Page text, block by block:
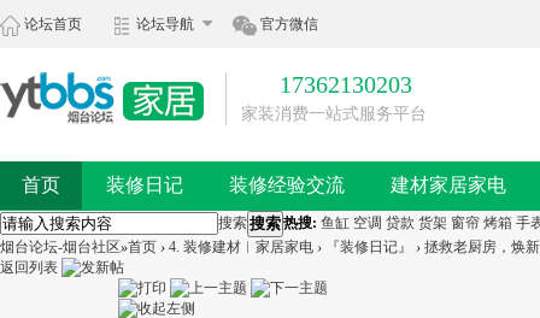
论坛首页 论坛导航 官方微信
17362130203
家装消费一站式服务平台
首页 装修日记 装修经验交流 建材家居家电
搜索搜索热搜: 鱼缸 空调 贷款 货架 窗帘 烤箱 手
烟台论坛-烟台社区»首页 › 4. 装修建材︱家居家电 › 『装修日记』 › 拯救老厨房，焕
返回列表